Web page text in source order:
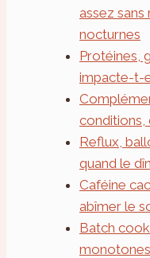
assez
nocturnes
Protéines,
impacte-t-
conditions,
Reflux,
quand le
Caféine
abîmer le
Batch